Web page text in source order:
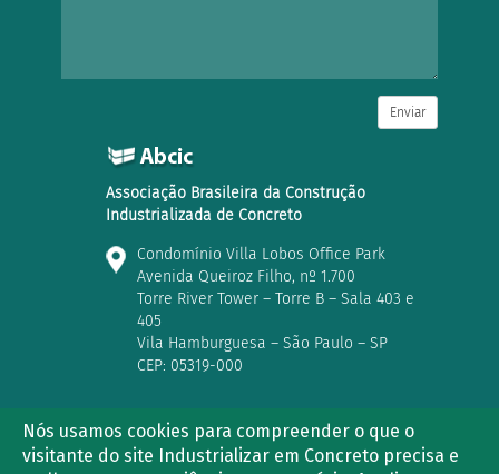
Nós usamos cookies para compreender o que o
visitante do site Industrializar em Concreto precisa e
Enviar
Associação Brasileira da Construção
Industrializada de Concreto
Condomínio Villa Lobos Office Park
Avenida Queiroz Filho, nº 1.700
Torre River Tower – Torre B – Sala 403 e
405
Vila Hamburguesa – São Paulo – SP
CEP: 05319-000